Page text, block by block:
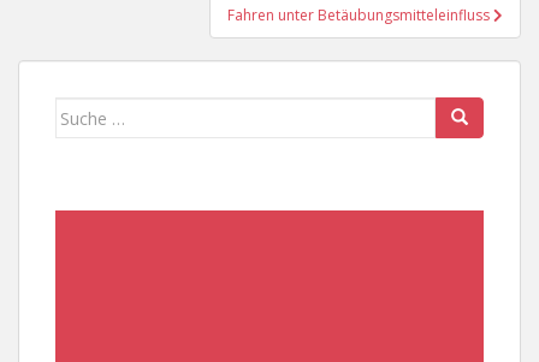
Fahren unter Betäubungsmitteleinfluss
Suche